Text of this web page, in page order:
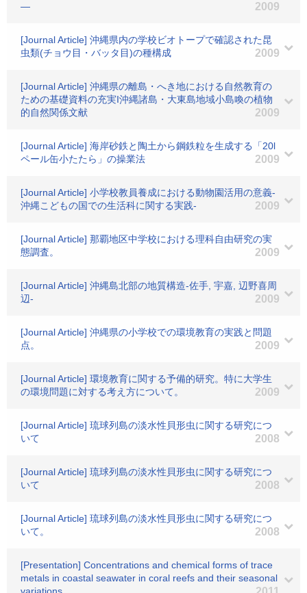
―
2009
[Journal Article] 沖縄県内の学校ビオトープで確認された昆
虫類(チョウ目・バッタ目)の種構成
2009
[Journal Article] 沖縄県の離島・へき地における自然教育の
ための基礎資料の充実I沖縄諸島・大東島地域小島喚の植物
的自然関係文献
2009
[Journal Article] 海岸砂鉄と陶土から鋼鉄粒を生成する「20l
ペール缶小たたら」の操業法
2009
[Journal Article] 小学校教員養成における動物園活用の意義-
沖縄こどもの国での生活科に関する実践-
2009
[Journal Article] 那覇地区中学校における理科自由研究の実
態調査。
2009
[Journal Article] 沖縄島北部の地質構造-佐手, 宇嘉, 辺野喜周
辺-
2009
[Journal Article] 沖縄県の小学校での環境教育の実践と問題
点。
2009
[Journal Article] 環境教育に関する予備的研究。特に大学生
の環境問題に対する考え方について。
2009
[Journal Article] 琉球列島の淡水性貝形虫に関する研究につ
いて
2008
[Journal Article] 琉球列島の淡水性貝形虫に関する研究につ
いて
2008
[Journal Article] 琉球列島の淡水性貝形虫に関する研究につ
いて。
2008
[Presentation] Concentrations and chemical forms of trace
metals in coastal seawater in coral reefs and their seasonal